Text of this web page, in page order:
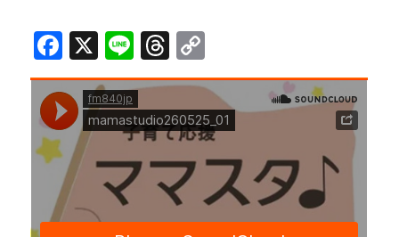
F
a
c
e
b
o
o
X Li
n
e
T
h
r
e
a
d
s
o
p
y
Li
n
k